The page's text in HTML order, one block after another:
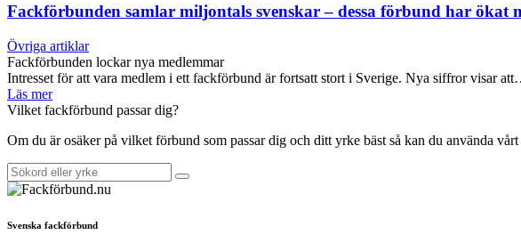
Fackförbunden samlar miljontals svenskar – dessa förbund har ökat
Övriga artiklar
Fackförbunden lockar nya medlemmar
Intresset för att vara medlem i ett fackförbund är fortsatt stort i Sverige. Nya siffror visar
Läs mer
Vilket fackförbund passar dig?
Om du är osäker på vilket förbund som passar dig och ditt yrke bäst så kan du använda
Svenska fackförbund